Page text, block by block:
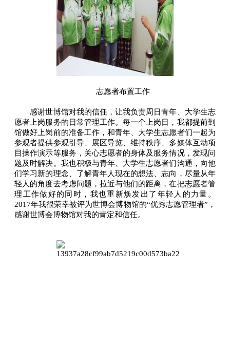
志愿者布置工作
感谢世博馆对我的信任，让我负责周日青年、大学生志
愿者上岗服务的日常管理工作。每一个上岗日，我都提前到
馆做好上岗前的准备工作，和青年、大学生志愿者们一起为
参观者提供参观引导、展区导览、维持秩序、多媒体互动项
目操作演示等服务，关心志愿者的身体及服务情况，发现问
题及时解决。我也积极与青年、大学生志愿者们沟通，向他
们学习新的理念、了解青年人现在的想法、志向，尽量从年
轻人的角度去考虑问题，拉近与他们的距离，在把志愿者管
理工作做好的同时，我也重新焕发出了年轻人的力量。
2017年我很荣幸被评为世博会博物馆的“优秀志愿管理者”，
感谢世博会博物馆对我的肯定和信任。